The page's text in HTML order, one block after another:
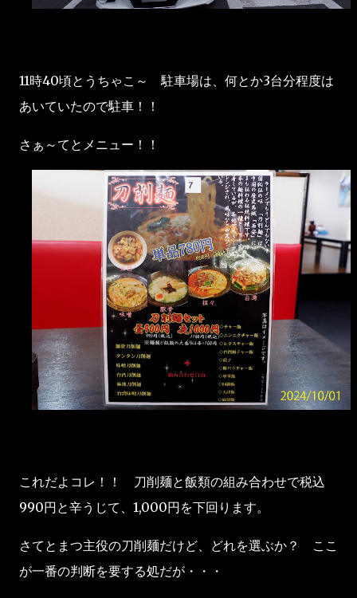
11時40頃とうちゃこ～ 駐車場は、何とか3台分程度は
あいていたので駐車！！
さぁ～てとメニュー！！
これだよコレ！！ 刀削麺と飯類の組み合わせで税込
990円と辛うじて、1,000円を下回ります。
さてとまつ主役の刀削麺だけど、どれを選ぶか？ ここ
が一番の判断を要する処だが・・・